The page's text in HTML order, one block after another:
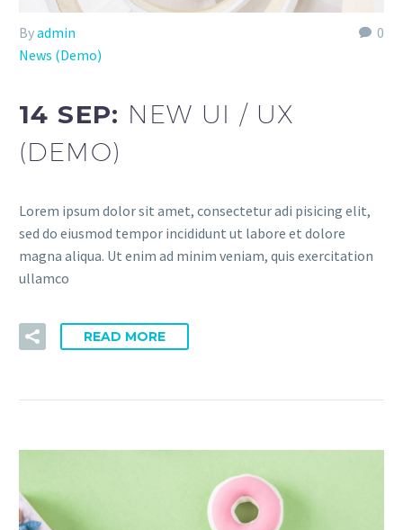
0
Byadmin
News (Demo)
14 SEP: NEW UI / UX
(DEMO)
Lorem ipsum dolor sit amet, consectetur adi pisicing elit,
sed do eiusmod tempor incididunt ut labore et dolore
magna aliqua. Ut enim ad minim veniam, quis exercitation
ullamco
READ MORE